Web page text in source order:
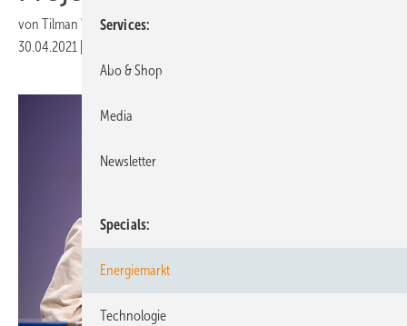
von Tilman Weber
30.04.2021
Services
Abo & Shop
Media
Newsletter
Specials
Energiemarkt
Technologie